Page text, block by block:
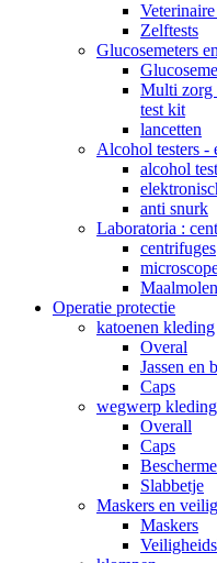
Zelftests
Glucosemeters
Multi zorg
test kit
lancetten
Alcohol testers -
alcohol
anti snurk
Laboratoria :
centrifuges
Operatie protectie
katoenen kleding
Overal
Jassen en
Caps
wegwerp kleding
Overall
Caps
Slabbetje
Maskers en
Maskers